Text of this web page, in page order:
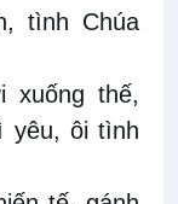
tình Chúa
xuống thế,
yêu, ôi tình